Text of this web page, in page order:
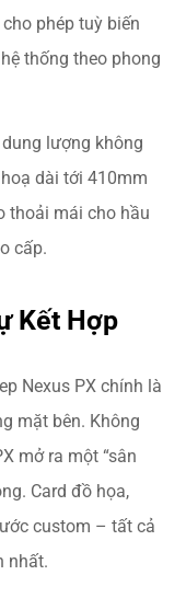
phép tuỳ biến
thống theo phong
lượng không
dài tới 410mm
thoải mái cho hầu
cấp.
Kết Hợp
Nexus PX chính là
mặt bên. Không
mở ra một “sân
Card đồ họa,
custom – tất cả
nhất.